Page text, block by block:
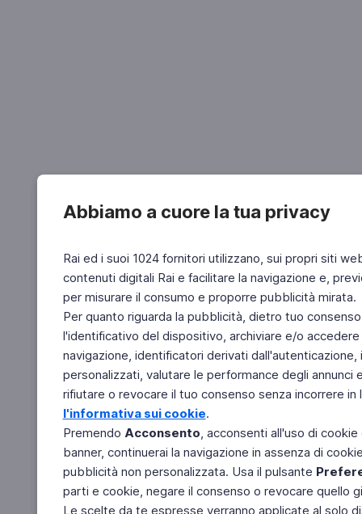
Abbiamo a cuore la tua privacy
Rai ed i suoi 1024 fornitori utilizzano, sui propri siti
contenuti digitali Rai e facilitare la navigazione e,
per misurare il consumo e proporre pubblicità mirata.
Per quanto riguarda la pubblicità, dietro tuo
l'identificativo del dispositivo, archiviare e/o
navigazione, identificatori derivati
personalizzati, valutare le performance degli
rifiutare o revocare il tuo consenso senza incorrere
l'informativa sui cookie.
Premendo Acconsento, acconsenti all'uso di
banner, continuerai la navigazione in assenza di
pubblicità non personalizzata. Usa il pulsante
parti e cookie, negare il consenso o revocare quello
Le scelte da te espresse verranno applicate al solo